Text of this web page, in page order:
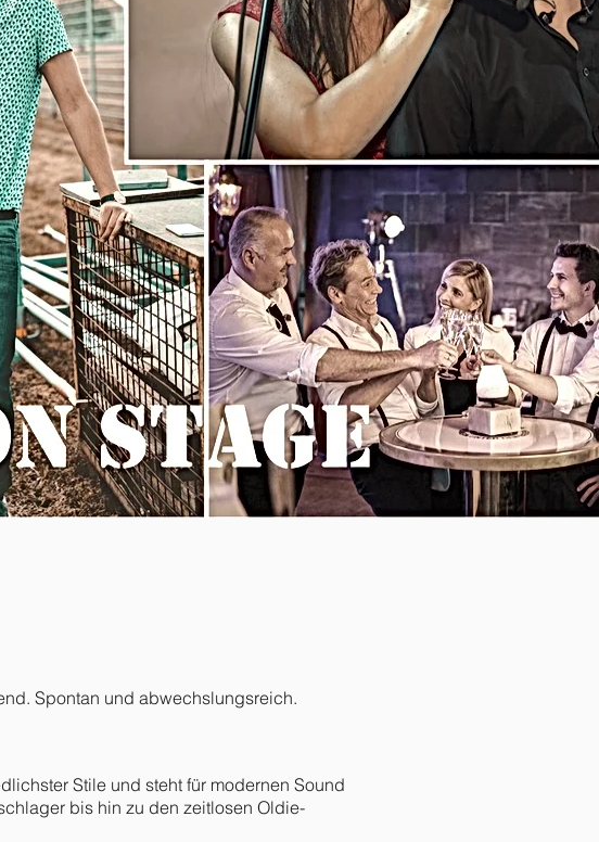
Spontan und abwechslungsreich.
Stile und steht für modernen Sound
bis hin zu den zeitlosen Oldie-